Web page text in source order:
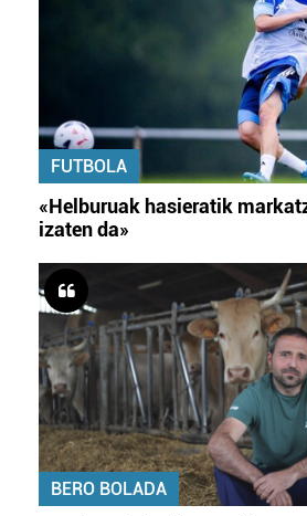
FUTBOLA
«Helburuak hasieratik
izaten da»
BERO BOLADA